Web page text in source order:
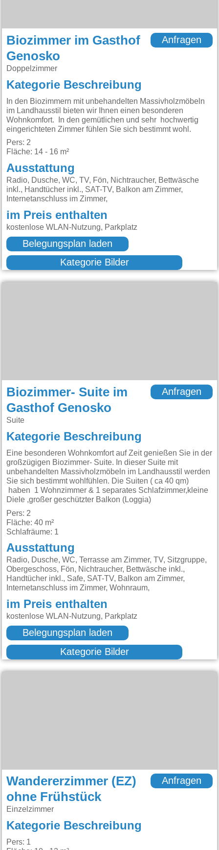
Biozimmer im Gasthof
Genosko
Doppelzimmer
Anfragen
Kategorie Beschreibung
In den Biozimmern mit unbehandelten Massivholzmöbeln
im Landhausstil bieten wir Ihnen einen besonderen
Wohnkomfort. In den gemütlichen und sehr hochwertig
eingerichteten Zimmer fühlen Sie sich bestimmt wohl.
Pers: 2
Fläche: 14 - 16 m²
Ausstattung
Radio, Dusche, WC, TV, Fön, Nichtraucher, Bettwäsche
inkl., Handtücher inkl., SAT-TV, Balkon am Zimmer,
Internetanschluss im Zimmer,
im Preis enthalten
kostenlose WLAN-Nutzung, Parkplatz
Belegungsplan laden
Kategorie Bilder
Biozimmer- Suite im
Gasthof Genosko
Suite
Anfragen
Kategorie Beschreibung
Eine besonderen Wohnkomfort auf Zeit genießen Sie in der
großzügigen Biozimmer- Suite. In dieser Suite mit
unbehandelten Massivholzmöbeln im Landhausstil werden
Sie sich bestimmt wohlfühlen. Die Suiten ( ca 40 qm)
haben 1 Wohnzimmer & 1 separates Schlafzimmer,kleine
Diele ,großer geschützter Balkon (Loggia)
Pers: 2
Fläche: 40 m²
Schlafräume: 1
Ausstattung
Radio, Dusche, WC, Terrasse am Zimmer, TV, Sitzgruppe,
Obergeschoss, Fön, Nichtraucher, Bettwäsche inkl.,
Handtücher inkl., Safe, SAT-TV, Balkon am Zimmer,
Internetanschluss im Zimmer, Wohnraum,
im Preis enthalten
kostenlose WLAN-Nutzung, Parkplatz
Belegungsplan laden
Kategorie Bilder
Wandererzimmer (EZ)
ohne Frühstück
Einzelzimmer
Anfragen
Kategorie Beschreibung
Pers: 1